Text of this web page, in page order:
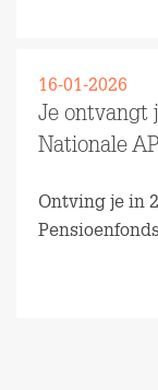
Je ontvangt
Nationale
16-01-2026
Ontving je in